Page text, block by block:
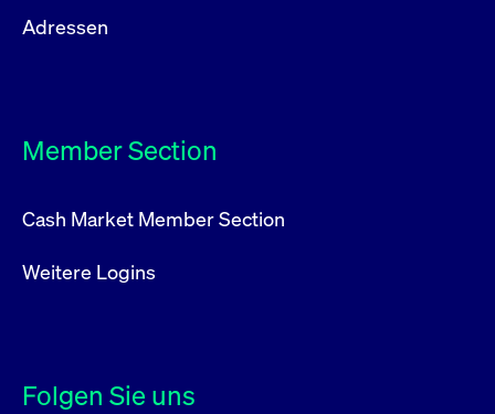
Adressen
Member Section
Cash Market Member Section
Weitere Logins
Folgen Sie uns